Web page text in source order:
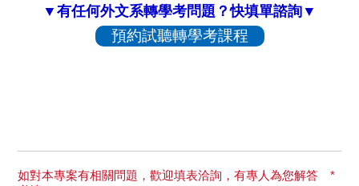
▼有任何外文系轉學考問題？快填單諮詢▼
預約試聽轉學考課程
如對本專案有相關問題，歡迎填表洽詢，有專人為您解答 *